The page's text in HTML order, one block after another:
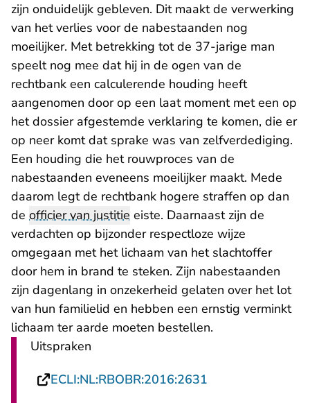
zijn onduidelijk gebleven. Dit maakt de verwerking
van het verlies voor de nabestaanden nog
moeilijker. Met betrekking tot de 37-jarige man
speelt nog mee dat hij in de ogen van de
rechtbank een calculerende houding heeft
aangenomen door op een laat moment met een op
het dossier afgestemde verklaring te komen, die er
op neer komt dat sprake was van zelfverdediging.
Een houding die het rouwproces van de
nabestaanden eveneens moeilijker maakt. Mede
daarom legt de rechtbank hogere straffen op dan
de officier van justitie eiste. Daarnaast zijn de
verdachten op bijzonder respectloze wijze
omgegaan met het lichaam van het slachtoffer
door hem in brand te steken. Zijn nabestaanden
zijn dagenlang in onzekerheid gelaten over het lot
van hun familielid en hebben een ernstig verminkt
lichaam ter aarde moeten bestellen.
Uitspraken
ECLI:NL:RBOBR:2016:2631